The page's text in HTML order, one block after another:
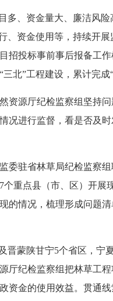
、资金量大、廉洁风
、资金使用等，持续开
招投标事前事后报备工
北”工程建设，累计完成
源厅纪检监察组坚持
况进行监督，看是否及
驻省林草局纪检监察
重点县（市、区）开
的情况，梳理形成问题
蒙陕甘宁5个省区，宁
厅纪检监察组把林草工
资金的使用效益。贯通